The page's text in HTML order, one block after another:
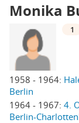
Monika
1958 - 1964:
Berlin
1964 - 1967: 4.
Berlin-
1